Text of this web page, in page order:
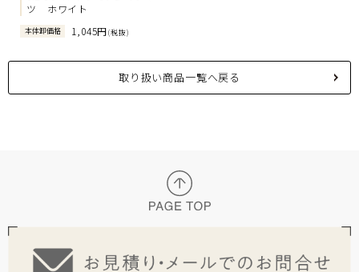
ツ ホワイト
本体卸価格 1,045円(税抜)
取り扱い商品一覧へ戻る